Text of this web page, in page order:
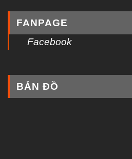
FANPAGE
Facebook
BẢN ĐỒ